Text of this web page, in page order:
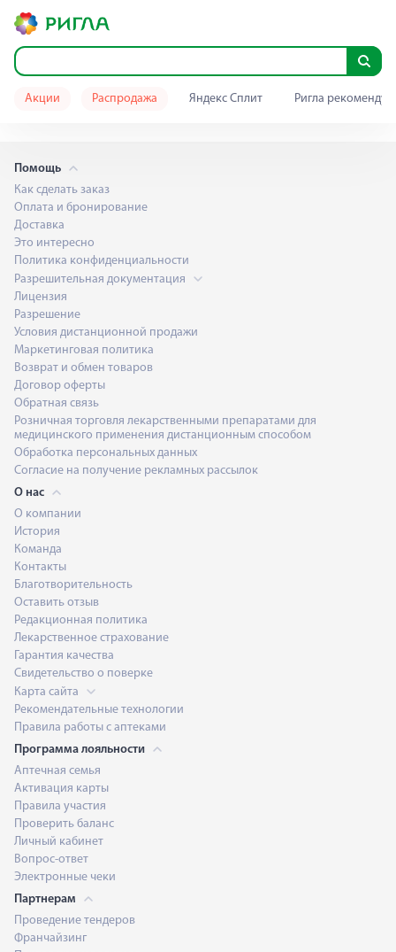
Акции Распродажа Яндекс Сплит Ригла
Помощь
Как сделать заказ
Оплата и бронирование
Доставка
Это интересно
Политика конфиденциальности
Разрешительная документация
Лицензия
Разрешение
Условия дистанционной продажи
Маркетинговая политика
Возврат и обмен товаров
Договор оферты
Обратная связь
Розничная торговля лекарственными препаратами для
медицинского применения дистанционным способом
Обработка персональных данных
Согласие на получение рекламных рассылок
О нас
О компании
История
Команда
Контакты
Благотворительность
Оставить отзыв
Редакционная политика
Лекарственное страхование
Гарантия качества
Свидетельство о поверке
Карта сайта
Рекомендательные технологии
Правила работы с аптеками
Программа лояльности
Аптечная семья
Активация карты
Правила участия
Проверить баланс
Личный кабинет
Вопрос-ответ
Электронные чеки
Партнерам
Проведение тендеров
Франчайзинг